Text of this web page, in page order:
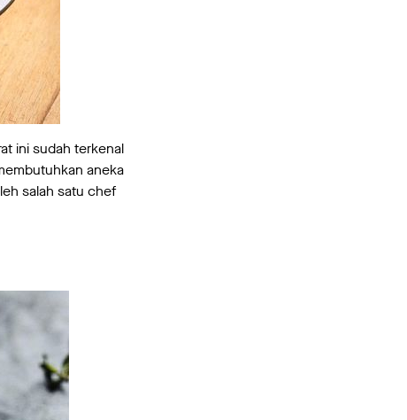
ini sudah terkenal
aneka
salah satu chef